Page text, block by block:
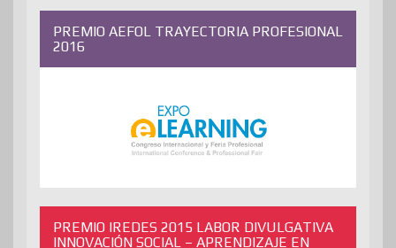
PREMIO AEFOL TRAYECTORIA PROFESIONAL
2016
PREMIO IREDES 2015 LABOR DIVULGATIVA
INNOVACIÓN SOCIAL – APRENDIZAJE EN